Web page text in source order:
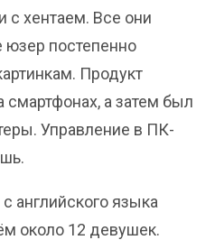
с хентаем. Все они
постепенно
Продукт
смартфонах, а затем был
Управление в ПК-
английского языка
около 12 девушек.